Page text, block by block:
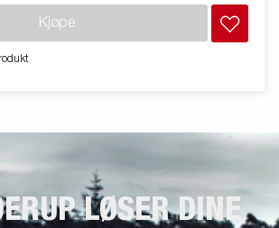
Kjøpe
LØSER DINE